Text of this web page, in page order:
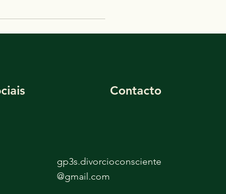
Contacto
gp3s.divorcioconsciente
@gmail.com